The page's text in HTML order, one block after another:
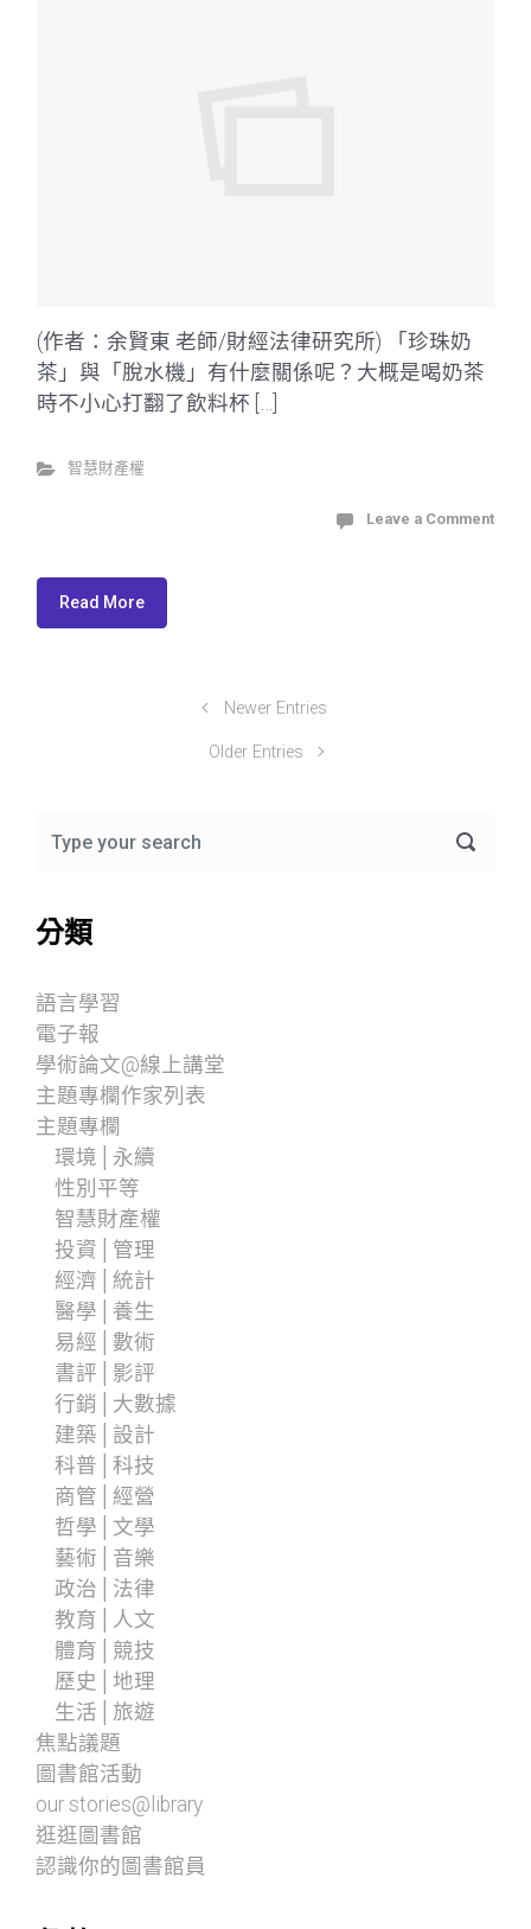
(作者：余賢東 老師/財經法律研究所) 「珍珠奶
茶」與「脫水機」有什麼關係呢？大概是喝奶茶
時不小心打翻了飲料杯 […]
智慧財產權
Leave a Comment
Read More
Newer Entries
Older Entries
分類
語言學習
電子報
學術論文@線上講堂
主題專欄作家列表
主題專欄
環境│永續
性別平等
智慧財產權
投資│管理
經濟│統計
醫學│養生
易經│數術
書評│影評
行銷│大數據
建築│設計
科普│科技
商管│經營
哲學│文學
藝術│音樂
政治│法律
教育│人文
體育│競技
歷史│地理
生活│旅遊
焦點議題
圖書館活動
our stories@library
逛逛圖書館
認識你的圖書館員